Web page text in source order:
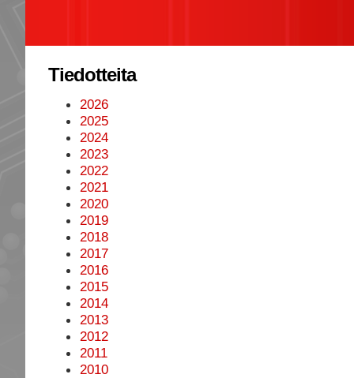
Tiedotteita
2026
2025
2024
2023
2022
2021
2020
2019
2018
2017
2016
2015
2014
2013
2012
2011
2010